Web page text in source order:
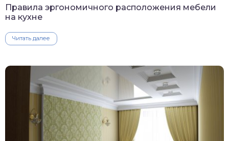
Правила эргономичного расположения мебели
на кухне
Читать далее